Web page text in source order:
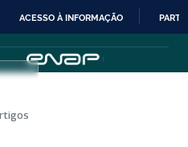
IR
PARA
CONTEÚDO
ACESSO À INFORMAÇÃO